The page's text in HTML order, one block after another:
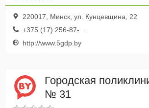
220017, Минск, ул. Кунцевщина, 22
+375 (17) 256-87-...
http://www.5gdp.by
Городская
№ 31